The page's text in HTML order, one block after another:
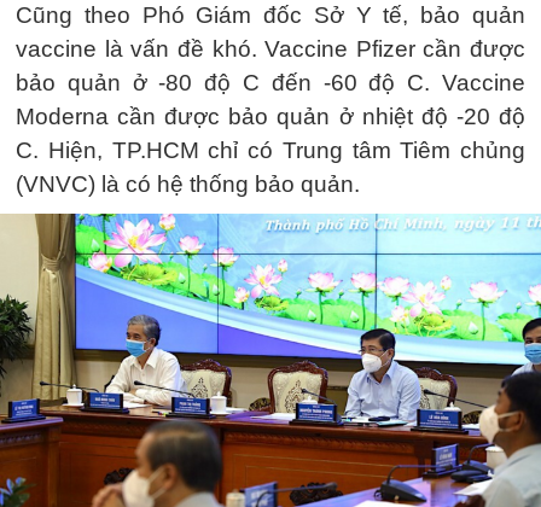
Cũng theo Phó Giám đốc Sở Y tế, bảo quản
vaccine là vấn đề khó. Vaccine Pfizer cần được
bảo quản ở -80 độ C đến -60 độ C. Vaccine
Moderna cần được bảo quản ở nhiệt độ -20 độ
C. Hiện, TP.HCM chỉ có Trung tâm Tiêm chủng
(VNVC) là có hệ thống bảo quản.